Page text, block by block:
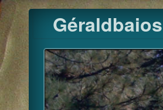
Skip
to
content
Géraldbaios